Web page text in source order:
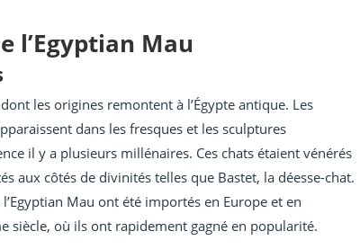
l’Egyptian Mau
les origines remontent à l’Égypte antique. Les
dans les fresques et les sculptures
il y a plusieurs millénaires. Ces chats étaient vénérés
aux côtés de divinités telles que Bastet, la déesse-chat.
Mau ont été importés en Europe et en
siècle, où ils ont rapidement gagné en popularité.